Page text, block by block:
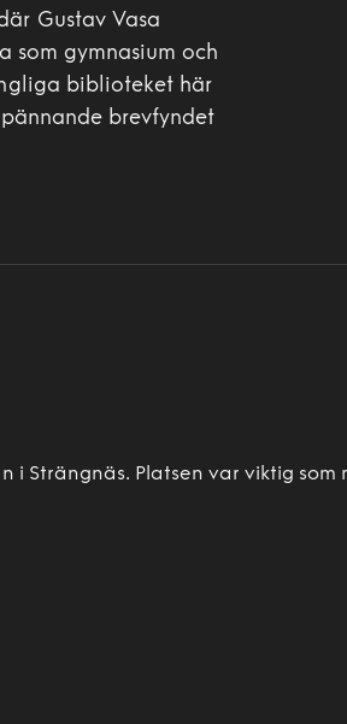
Gustav Vasa
som gymnasium och
biblioteket här
brevfyndet
i Strängnäs. Platsen var viktig